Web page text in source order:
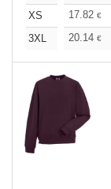
XS
17.82 €
3XL
20.14 €